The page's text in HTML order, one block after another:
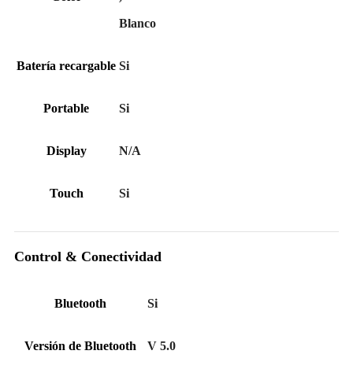
Blanco
Batería recargable Si
Portable Si
Display N/A
Touch Si
Control & Conectividad
Bluetooth Si
Versión de Bluetooth V 5.0